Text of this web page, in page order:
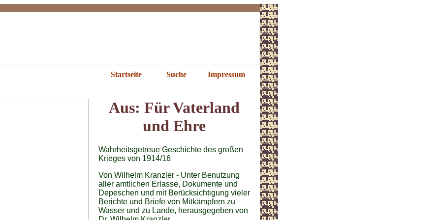
Startseite Suche Impressum
Aus: Für Vaterland
und Ehre
Wahrheitsgetreue Geschichte des großen
Krieges von 1914/16
Von Wilhelm Kranzler - Unter Benutzung
aller amtlichen Erlasse, Dokumente und
Depeschen und mit Berücksichtigung vieler
Berichte und Briefe von Mitkämpfern zu
Wasser und zu Lande, herausgegeben von